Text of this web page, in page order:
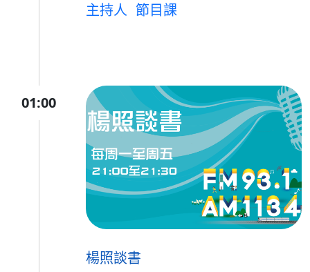
主持人 節目課
01:00
楊照談書